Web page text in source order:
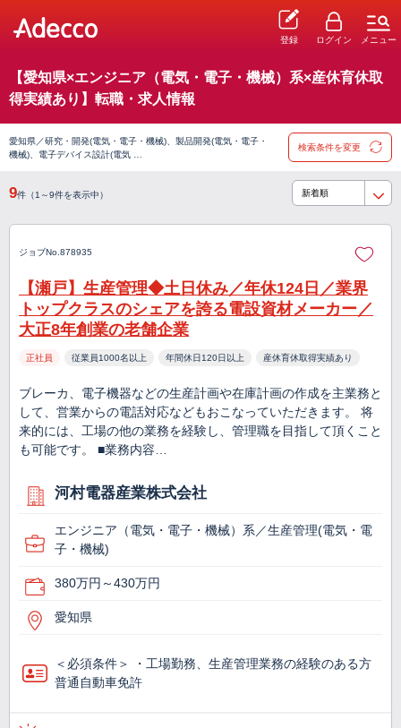
登録 ログイン メニュー
【愛知県×エンジニア（電気・電子・機械）系×産休育休取
得実績あり】転職・求人情報
愛知県／研究・開発(電気・電子・機械)、製品開発(電気・電子・
機械)、電子デバイス設計(電気 …
検索条件を変更
9件（1～9件を表示中）
ジョブNo.878935
【瀬戸】生産管理◆土日休み／年休124日／業界
トップクラスのシェアを誇る電設資材メーカー／
大正8年創業の老舗企業
正社員 従業員1000名以上 年間休日120日以上 産休育休取得実績あり
ブレーカ、電子機器などの生産計画や在庫計画の作成を主業務と
して、営業からの電話対応などもおこなっていただきます。 将
来的には、工場の他の業務を経験し、管理職を目指して頂くこと
も可能です。 ■業務内容…
河村電器産業株式会社
エンジニア（電気・電子・機械）系／生産管理(電気・電
子・機械)
380万円～430万円
愛知県
＜必須条件＞ ・工場勤務、生産管理業務の経験のある方
普通自動車免許